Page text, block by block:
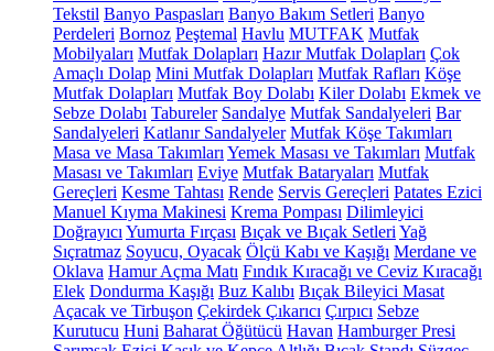
Tekstil Banyo Paspasları Banyo Bakım Setleri Banyo
Perdeleri Bornoz Peştemal Havlu MUTFAK Mutfak
Mobilyaları Mutfak Dolapları Hazır Mutfak Dolapları Çok
Amaçlı Dolap Mini Mutfak Dolapları Mutfak Rafları Köşe
Mutfak Dolapları Mutfak Boy Dolabı Kiler Dolabı Ekmek ve
Sebze Dolabı Tabureler Sandalye Mutfak Sandalyeleri Bar
Sandalyeleri Katlanır Sandalyeler Mutfak Köşe Takımları
Masa ve Masa Takımları Yemek Masası ve Takımları Mutfak
Masası ve Takımları Eviye Mutfak Bataryaları Mutfak
Gereçleri Kesme Tahtası Rende Servis Gereçleri Patates Ezici
Manuel Kıyma Makinesi Krema Pompası Dilimleyici
Doğrayıcı Yumurta Fırçası Bıçak ve Bıçak Setleri Yağ
Sıçratmaz Soyucu, Oyacak Ölçü Kabı ve Kaşığı Merdane ve
Oklava Hamur Açma Matı Fındık Kıracağı ve Ceviz Kıracağı
Elek Dondurma Kaşığı Buz Kalıbı Bıçak Bileyici Masat
Açacak ve Tirbuşon Çekirdek Çıkarıcı Çırpıcı Sebze
Kurutucu Huni Baharat Öğütücü Havan Hamburger Presi